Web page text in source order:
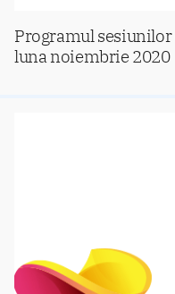
Programul
luna noiembrie 2020